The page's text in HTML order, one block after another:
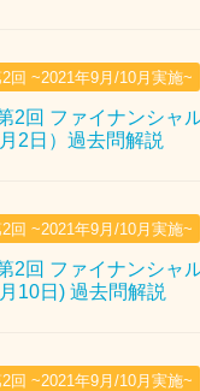
回 ~2021年9月/10月実施~
2回 ファイナンシャ
2日）過去問解説
回 ~2021年9月/10月実施~
2回 ファイナンシャ
10日) 過去問解説
回 ~2021年9月/10月実施~